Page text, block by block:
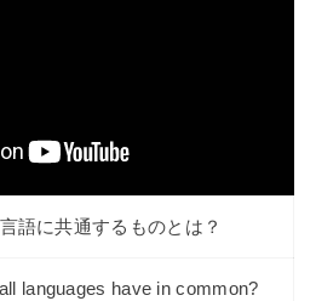
語に共通するものとは？
languages have in common?